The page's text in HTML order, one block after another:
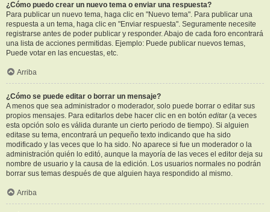
¿Cómo puedo crear un nuevo tema o enviar una respuesta?
Para publicar un nuevo tema, haga clic en "Nuevo tema". Para publicar una
respuesta a un tema, haga clic en "Enviar respuesta". Seguramente necesite
registrarse antes de poder publicar y responder. Abajo de cada foro encontrará
una lista de acciones permitidas. Ejemplo: Puede publicar nuevos temas,
Puede votar en las encuestas, etc.
Arriba
¿Cómo se puede editar o borrar un mensaje?
A menos que sea administrador o moderador, solo puede borrar o editar sus
propios mensajes. Para editarlos debe hacer clic en en botón editar(a veces
esta opción solo es válida durante un cierto periodo de tiempo). Si alguien
editase su tema, encontrará un pequeño texto indicando que ha sido
modificado y las veces que lo ha sido. No aparece si fue un moderador o la
administración quién lo editó, aunque la mayoría de las veces el editor deja su
nombre de usuario y la causa de la edición. Los usuarios normales no podrán
borrar sus temas después de que alguien haya respondido al mismo.
Arriba